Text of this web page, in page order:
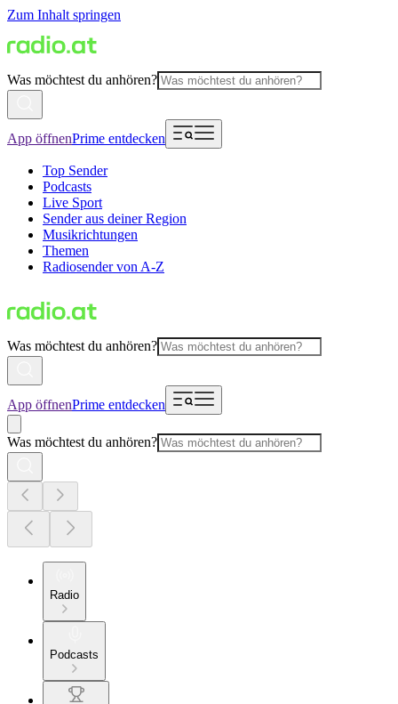
Zum Inhalt springen
Was möchtest du anhören?
App öffnenPrime entdecken
Top Sender
Podcasts
Live Sport
Sender aus deiner Region
Musikrichtungen
Themen
Radiosender von A-Z
Was möchtest du anhören?
App öffnenPrime entdecken
Was möchtest du anhören?
Radio
Podcasts